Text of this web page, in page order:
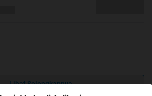
Lihat Selengkapnya